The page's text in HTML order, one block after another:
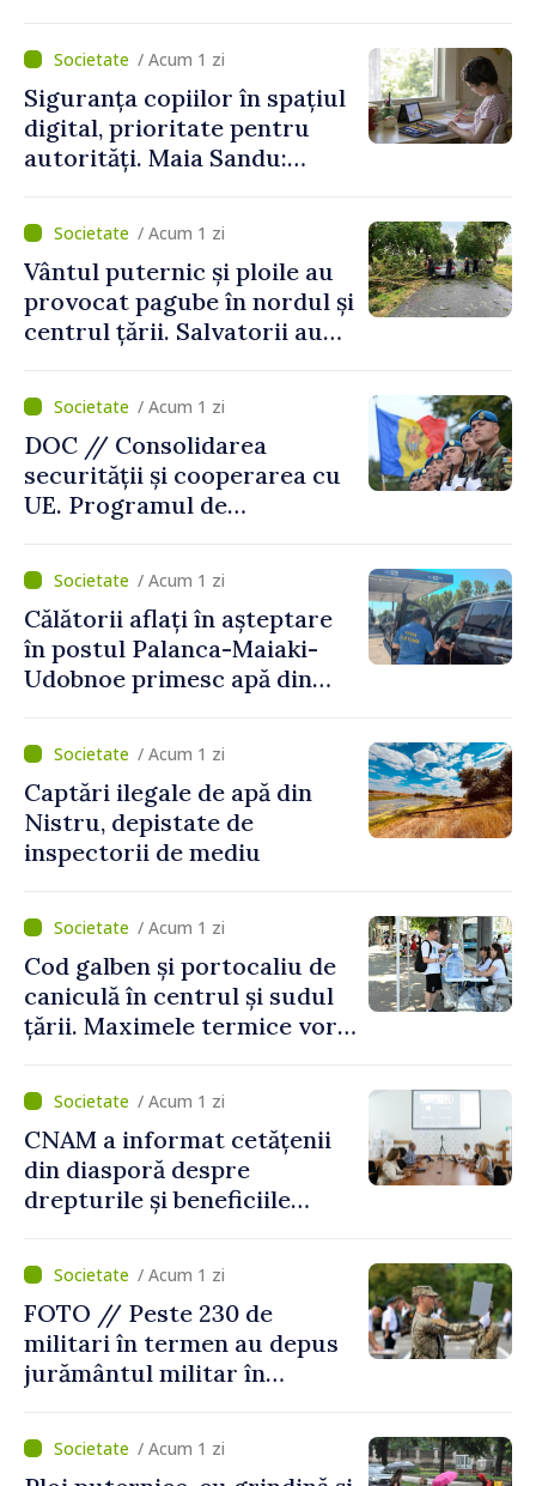
de vârf a concediilor
/ Acum 1 zi
Siguranța copiilor în spațiul
digital, prioritate pentru
autorități. Maia Sandu:
mecanisme care să-i
protejeze”/ Acum 1 zi
Vântul puternic și ploile au
provocat pagube în nordul și
centrul țării. Salvatorii au
/ Acum 1 zi
DOC // Consolidarea
securității și cooperarea cu
UE. Programul de
Naționale de Apărare pentru
perioada 2024–2034,
publicat în Monitorul Oficial
/ Acum 1 zi
Călătorii aflați în așteptare
în postul Palanca-Maiaki-
Udobnoe primesc apă din
și a polițiștilor de frontieră
/ Acum 1 zi
Captări ilegale de apă din
Nistru, depistate de
inspectorii de mediu
/ Acum 1 zi
Cod galben și portocaliu de
caniculă în centrul și sudul
țării. Maximele termice vor
/ Acum 1 zi
CNAM a informat cetățenii
din diasporă despre
drepturile și beneficiile
/ Acum 1 zi
FOTO // Peste 230 de
militari în termen au depus
jurământul militar în
/ Acum 1 zi